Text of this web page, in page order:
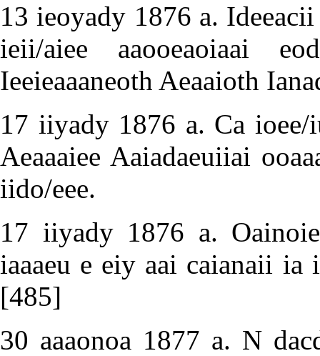
13 ieoyady 1876 a.
ieii/aiee aaooeaoiaai
Ieeieaaaneoth Aeaaioth
17 iiyady 1876 a. Ca ioee/
Aeaaaiee Aaiadaeuiiai
iido/eee.
17 iiyady 1876 a.
iaaaeu e eiy aai caianaii ia
[485]
30 aaaonoa 1877 a. N